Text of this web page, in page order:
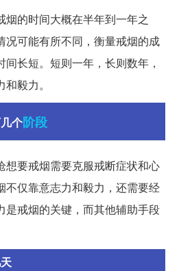
烟的时间大概在半年到一年之
况可能有所不同，衡量戒烟的成
长短。短则一年，长则数年，
毅力。
个阶段
想要戒烟需要克服戒断症状和心
不仅靠意志力和毅力，还需要经
是戒烟的关键，而其他辅助手段